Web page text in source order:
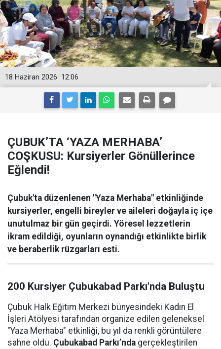
12:06
18 Haziran 2026
ÇUBUK’TA ‘YAZA MERHABA’
COŞKUSU: Kursiyerler Gönüllerince
Eğlendi!
Çubuk'ta düzenlenen "Yaza Merhaba" etkinliğinde
kursiyerler, engelli bireyler ve aileleri doğayla iç içe
unutulmaz bir gün geçirdi. Yöresel lezzetlerin
ikram edildiği, oyunların oynandığı etkinlikte birlik
ve beraberlik rüzgarları esti.
200 Kursiyer Çubukabad Parkı’nda Buluştu
Çubuk Halk Eğitim Merkezi bünyesindeki Kadın El
İşleri Atölyesi tarafından organize edilen geleneksel
"Yaza Merhaba" etkinliği, bu yıl da renkli görüntülere
sahne oldu. Çubukabad Parkı’nda gerçekleştirilen